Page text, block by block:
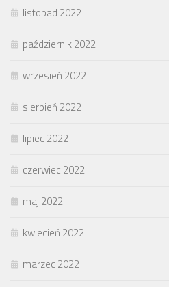
listopad 2022
październik 2022
wrzesień 2022
sierpień 2022
lipiec 2022
czerwiec 2022
maj 2022
kwiecień 2022
marzec 2022